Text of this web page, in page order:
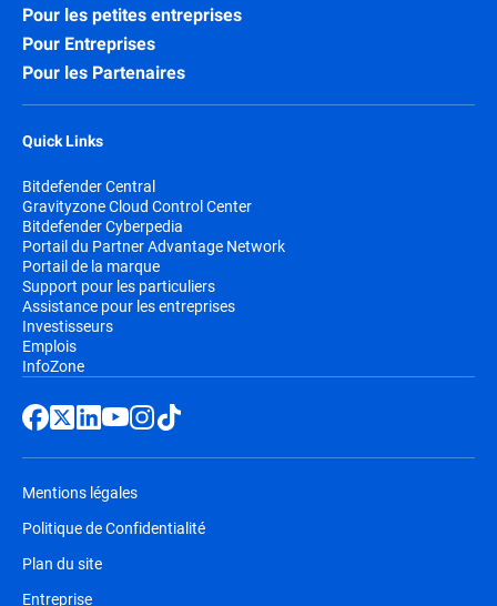
Pour les petites entreprises
Pour Entreprises
Pour les Partenaires
Quick Links
Bitdefender Central
Gravityzone Cloud Control Center
Bitdefender Cyberpedia
Portail du Partner Advantage Network
Portail de la marque
Support pour les particuliers
Assistance pour les entreprises
Investisseurs
Emplois
InfoZone
Mentions légales
Politique de Confidentialité
Plan du site
Entreprise